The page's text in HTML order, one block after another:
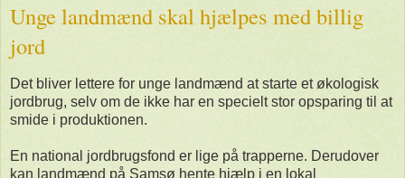
Unge landmænd skal hjælpes med billig
jord
Det bliver lettere for unge landmænd at starte et økologisk
jordbrug, selv om de ikke har en specielt stor opsparing til at
smide i produktionen.
En national jordbrugsfond er lige på trapperne. Derudover
kan landmænd på Samsø hente hjælp i en lokal